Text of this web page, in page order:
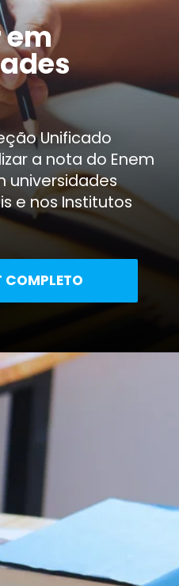
Unificado
a nota do Enem
universidades
e nos Institutos
COMPLETO